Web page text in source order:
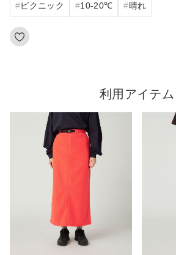
ピクニック 10‐20℃ 晴れ
利用アイテム